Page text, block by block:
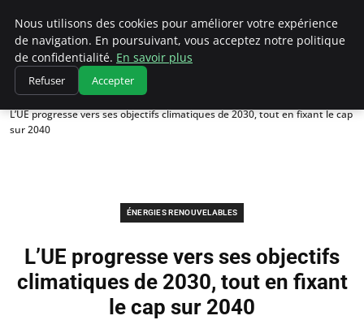
Climatedebtagents
Accueil
Énergies Renouvelables
L’UE progresse vers ses objectifs climatiques de 2030, tout en fixant le cap
sur 2040
ÉNERGIES RENOUVELABLES
L’UE progresse vers ses objectifs
climatiques de 2030, tout en fixant
le cap sur 2040
Nous utilisons des cookies pour améliorer votre expérience
de navigation. En poursuivant, vous acceptez notre politique
de confidentialité. En savoir plus
Refuser Accepter